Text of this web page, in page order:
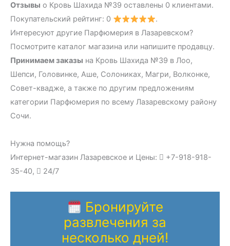
Отзывы о Кровь Шахида №39 оставлены 0 клиентами.
Покупательский рейтинг: 0
.
Интересуют другие Парфюмерия в Лазаревском?
Посмотрите каталог магазина или напишите продавцу.
Принимаем заказы на Кровь Шахида №39 в Лоо,
Шепси, Головинке, Аше, Солониках, Магри, Волконке,
Совет-квадже, а также по другим предложениям
категории Парфюмерия по всему Лазаревскому району
Сочи.
Нужна помощь?
Интернет-магазин Лазаревское и Цены:
+7-918-918-
35-40,
24/7
Бронируйте
развлечения за
несколько дней!